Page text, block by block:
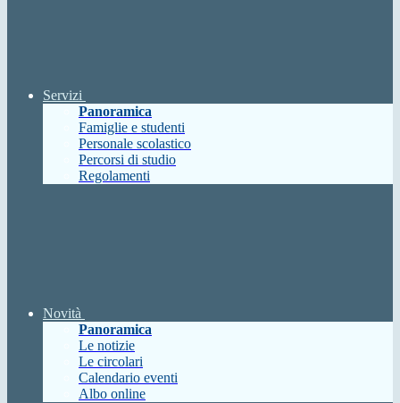
Servizi
Panoramica
Famiglie e studenti
Personale scolastico
Percorsi di studio
Regolamenti
Novità
Panoramica
Le notizie
Le circolari
Calendario eventi
Albo online